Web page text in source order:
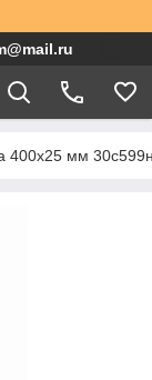
400x25 мм